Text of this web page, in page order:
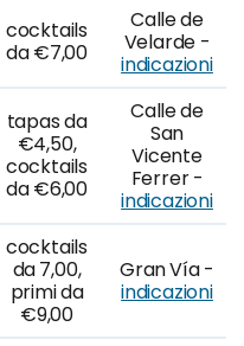
cocktails
da €7,00
Calle de
Velarde -
indicazioni
tapas da
€4,50,
cocktails
da €6,00
Calle de
San
Vicente
Ferrer -
indicazioni
cocktails
da 7,00,
primi da
€9,00
Gran Vía -
indicazioni